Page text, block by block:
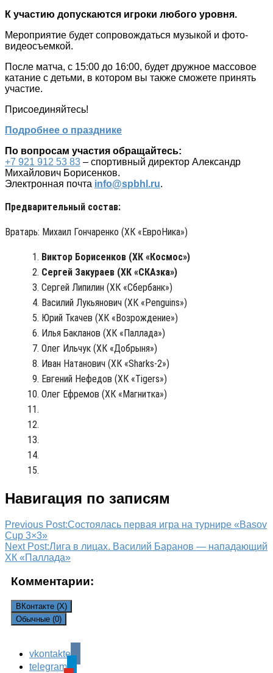
К участию допускаются игроки любого уровня.
Мероприятие будет сопровождаться музыкой и фото-
видеосъемкой.
После матча, с 15:00 до 16:00, будет дружное массовое
катание с детьми, в котором вы также сможете принять
участие.
Присоединяйтесь!
Подробнее о празднике
По вопросам участия обращайтесь:
+7 921 912 53 83 – спортивный директор Александр
Михайлович Борисенков.
Электронная почта info@spbhl.ru.
Предварительный состав:
Вратарь: Михаил Гончаренко (ХК «ЕвроНика»)
Виктор Борисенков (ХК «Космос»)
Сергей Закураев (ХК «СКАзка»)
Сергей Липилин (ХК «Сбербанк»)
Василий Лукьянович (ХК «Penguins»)
Юрий Ткачев (ХК «Возрождение»)
Илья Бакланов (ХК «Паллада»)
Олег Ильчук (ХК «Добрыня»)
Иван Натанович (ХК «Sharks-2»)
Евгений Нефедов (ХК «Tigers»)
Олег Ефремов (ХК «Магнитка»)
Навигация по записям
Previous Post:Состоялась первая игра на турнире «Basov
Cup 3×3»
Next Post:Лига в лицах. Василий Баранов — нападающий
ХК «Паллада»
Комментарии:
ВКонтакте (X)
Обычные (0)
Leave a Reply
vkontakte
telegram